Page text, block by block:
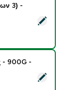
MP (Σετ των 3)
3) -
Γάλακτος -
- 900G -